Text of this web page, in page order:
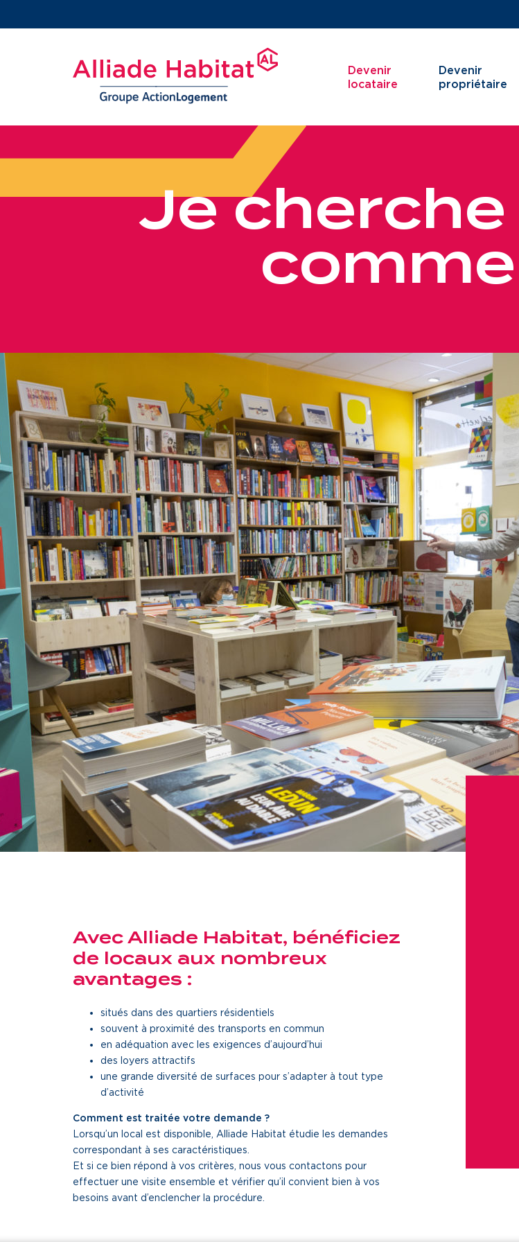
Devenir
locataire
Je cherche un logement
J’ai moins de 30 ans
J’ai plus de 65 ans
Devenir
propriétaire
Jecherche
comme
Avec Alliade Habitat, bénéficiez
de locaux aux nombreux
avantages :
situés dans des quartiers résidentiels
souvent à proximité des transports en commun
en adéquation avec les exigences d’aujourd’hui
des loyers attractifs
une grande diversité de surfaces pour s’adapter à tout type
d’activité
Comment est traitée votre demande ?
Lorsqu’un local est disponible, Alliade Habitat étudie les demandes
correspondant à ses caractéristiques.
Et si ce bien répond à vos critères, nous vous contactons pour
effectuer une visite ensemble et vérifier qu’il convient bien à vos
besoins avant d’enclencher la procédure.